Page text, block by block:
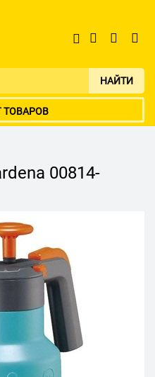
НАЙТИ
ТОВАРОВ
00814-